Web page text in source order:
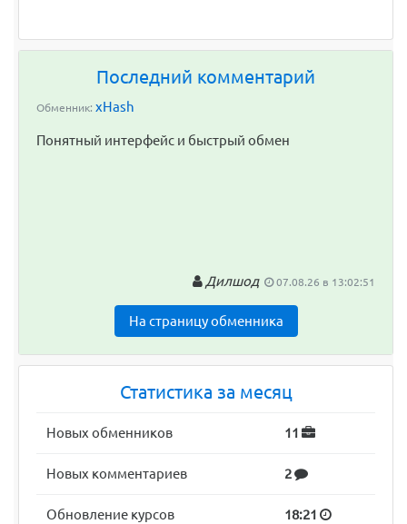
Последний комментарий
Обменник: xHash
Понятный интерфейс и быстрый обмен
Дилшод 07.08.26 в 13:02:51
На страницу обменника
Статистика за месяц
Новых обменников 11
Новых комментариев 2
Обновление курсов 18:21